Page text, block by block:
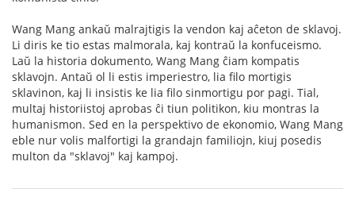
Wang Mang ankaŭ malrajtigis la vendon kaj aĉeton de sklavoj.
Li diris ke tio estas malmorala, kaj kontraŭ la konfuceismo.
Laŭ la historia dokumento, Wang Mang ĉiam kompatis
sklavojn. Antaŭ ol li estis imperiestro, lia filo mortigis
sklavinon, kaj li insistis ke lia filo sinmortigu por pagi. Tial,
multaj historiistoj aprobas ĉi tiun politikon, kiu montras la
humanismon. Sed en la perspektivo de ekonomio, Wang Mang
eble nur volis malfortigi la grandajn familiojn, kiuj posedis
multon da "sklavoj" kaj kampoj.